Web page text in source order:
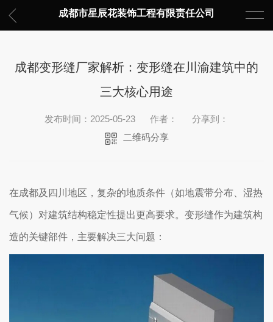
成都市星辰花装饰工程有限责任公司
成都变形缝厂家解析：变形缝在川渝建筑中的
三大核心用途
发布时间：2025-05-23 作者：
分享到：
二维码分享
在成都及四川地区，复杂的地质条件（如地震带分布、湿热
气候）对建筑结构稳定性提出更高要求。变形缝作为建筑构
造的关键部件，主要解决三大问题：